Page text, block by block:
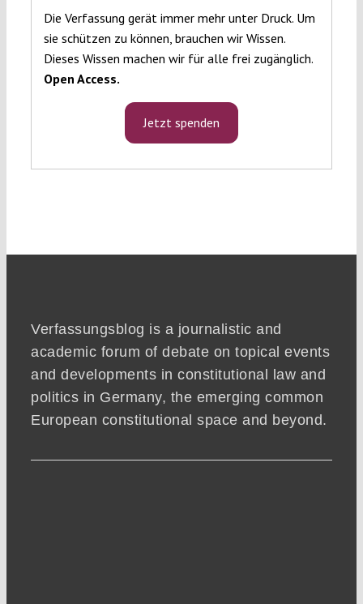
Die Verfassung gerät immer mehr unter Druck. Um
sie schützen zu können, brauchen wir Wissen.
Dieses Wissen machen wir für alle frei zugänglich.
Open Access.
Jetzt spenden
Verfassungsblog is a journalistic and
academic forum of debate on topical events
and developments in constitutional law and
politics in Germany, the emerging common
European constitutional space and beyond.